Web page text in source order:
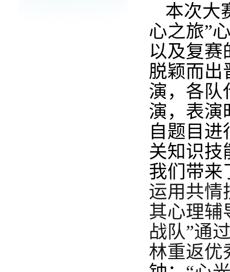
本次大
心之旅”
以及复赛
脱颖而出
演， 各队
演，表演
自题目
关知识技
我们带来
运用共情
其心理辅
战队”通
林重返优